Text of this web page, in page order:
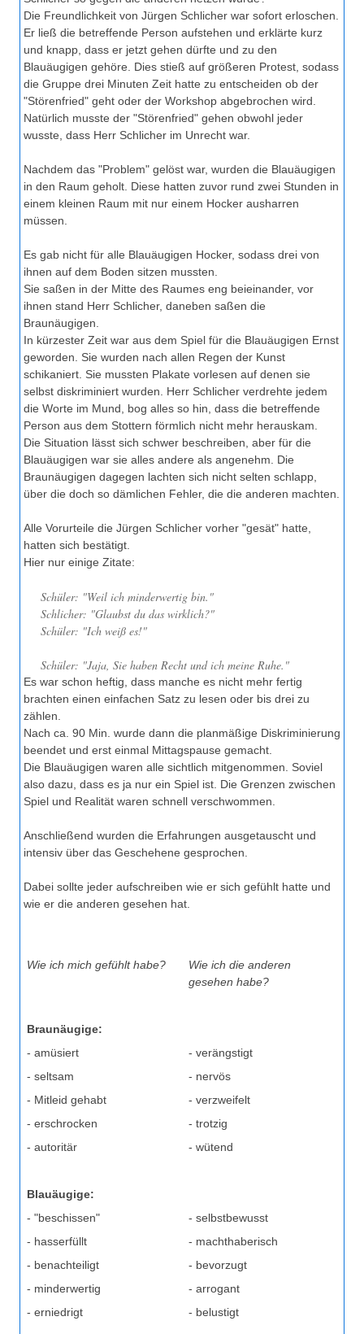
Die Freundlichkeit von Jürgen Schlicher war sofort erloschen.
Er ließ die betreffende Person aufstehen und erklärte kurz
und knapp, dass er jetzt gehen dürfte und zu den
Blauäugigen gehöre. Dies stieß auf größeren Protest, sodass
die Gruppe drei Minuten Zeit hatte zu entscheiden ob der
"Störenfried" geht oder der Workshop abgebrochen wird.
Natürlich musste der "Störenfried" gehen obwohl jeder
wusste, dass Herr Schlicher im Unrecht war.
Nachdem das "Problem" gelöst war, wurden die Blauäugigen
in den Raum geholt. Diese hatten zuvor rund zwei Stunden in
einem kleinen Raum mit nur einem Hocker ausharren
müssen.
Es gab nicht für alle Blauäugigen Hocker, sodass drei von
ihnen auf dem Boden sitzen mussten.
Sie saßen in der Mitte des Raumes eng beieinander, vor
ihnen stand Herr Schlicher, daneben saßen die
Braunäugigen.
In kürzester Zeit war aus dem Spiel für die Blauäugigen Ernst
geworden. Sie wurden nach allen Regen der Kunst
schikaniert. Sie mussten Plakate vorlesen auf denen sie
selbst diskriminiert wurden. Herr Schlicher verdrehte jedem
die Worte im Mund, bog alles so hin, dass die betreffende
Person aus dem Stottern förmlich nicht mehr herauskam.
Die Situation lässt sich schwer beschreiben, aber für die
Blauäugigen war sie alles andere als angenehm. Die
Braunäugigen dagegen lachten sich nicht selten schlapp,
über die doch so dämlichen Fehler, die die anderen machten.
Alle Vorurteile die Jürgen Schlicher vorher "gesät" hatte,
hatten sich bestätigt.
Hier nur einige Zitate:
Schüler: "Weil ich minderwertig bin."
Schlicher: "Glaubst du das wirklich?"
Schüler: "Ich weiß es!"
Schüler: "Jaja, Sie haben Recht und ich meine Ruhe."
Es war schon heftig, dass manche es nicht mehr fertig
brachten einen einfachen Satz zu lesen oder bis drei zu
zählen.
Nach ca. 90 Min. wurde dann die planmäßige Diskriminierung
beendet und erst einmal Mittagspause gemacht.
Die Blauäugigen waren alle sichtlich mitgenommen. Soviel
also dazu, dass es ja nur ein Spiel ist. Die Grenzen zwischen
Spiel und Realität waren schnell verschwommen.
Anschließend wurden die Erfahrungen ausgetauscht und
intensiv über das Geschehene gesprochen.
Dabei sollte jeder aufschreiben wie er sich gefühlt hatte und
wie er die anderen gesehen hat.
Wie ich mich gefühlt habe?
Wie ich die anderen
gesehen habe?
Braunäugige:
- amüsiert
- verängstigt
- seltsam
- nervös
- Mitleid gehabt
- verzweifelt
- erschrocken
- trotzig
- autoritär
- wütend
Blauäugige:
- "beschissen"
- selbstbewusst
- hasserfüllt
- machthaberisch
- benachteiligt
- bevorzugt
- minderwertig
- arrogant
- erniedrigt
- belustigt